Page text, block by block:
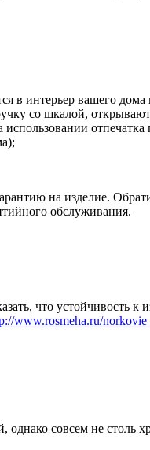
в интерьер вашего
со шкалой,
отпечатка
на изделие.
обслуживания.
что устойчивость к
www.rosmeha.ru/
однако совсем не